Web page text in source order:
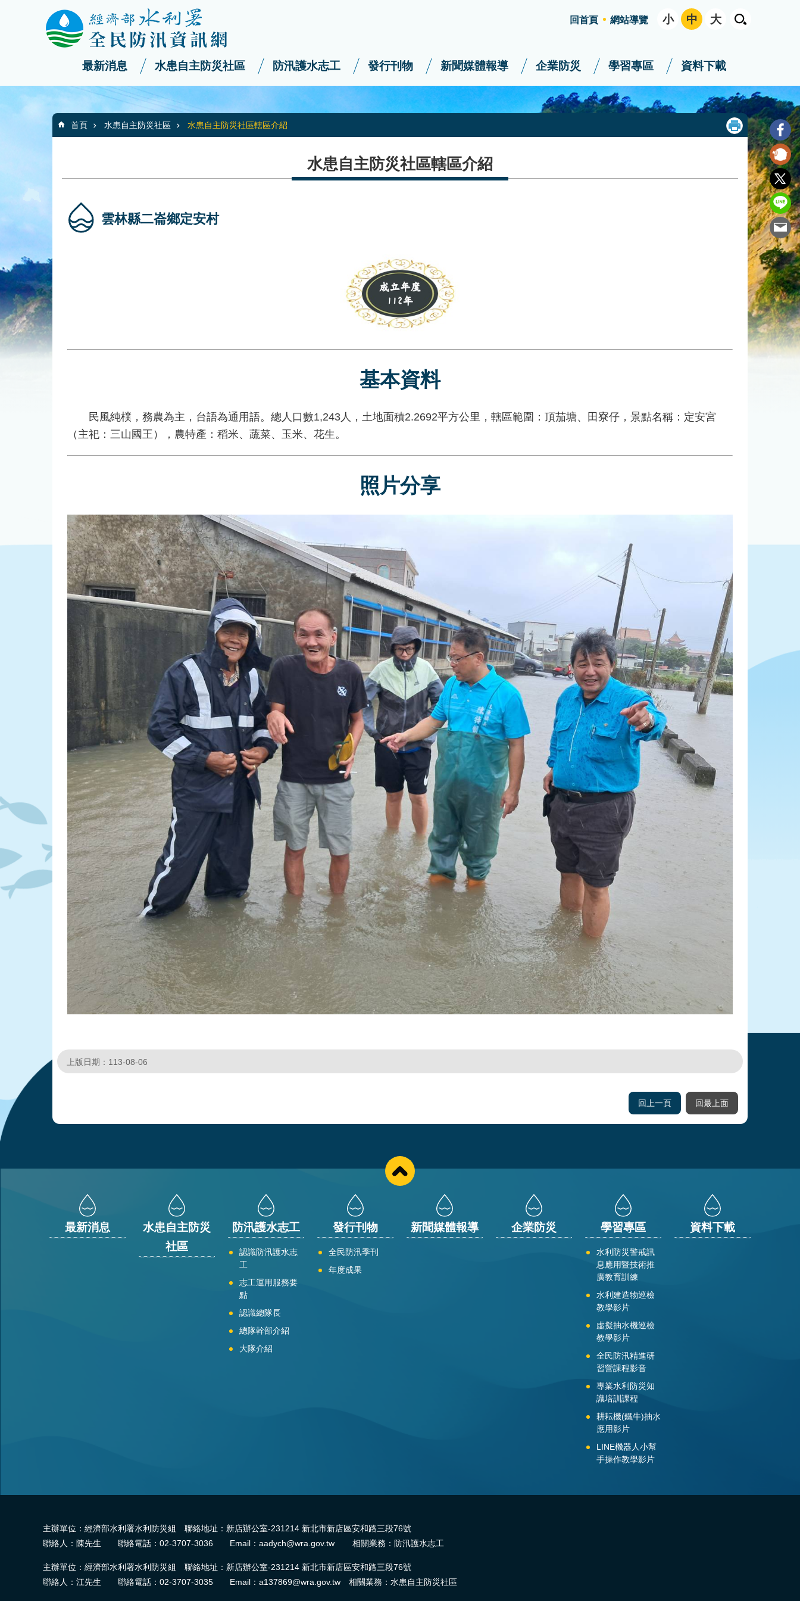
跳到主要內容區塊
回首頁
網站導覽 小 中 大
最新消息 水患自主防災社區 防汛護水志工 發行刊物 新聞媒體報導 企業防災 學習專區 資料下載
:::
首頁 水患自主防災社區 水患自主防災社區轄區介紹
水患自主防災社區轄區介紹
雲林縣二崙鄉定安村
基本資料
民風純樸，務農為主，台語為通用語。總人口數1,243人，土地面積2.2692平方公里，轄區範圍：頂茄塘、田寮仔，景點名稱：定安宮
（主祀：三山國王），農特產：稻米、蔬菜、玉米、花生。
照片分享
上版日期：113-08-06
回上一頁 回最上面
最新消息
水患自主防災
社區
防汛護水志工
認識防汛護水志
工
志工運用服務要
點
認識總隊長
總隊幹部介紹
大隊介紹
發行刊物
全民防汛季刊
年度成果
新聞媒體報導 企業防災 學習專區
水利防災警戒訊
息應用暨技術推
廣教育訓練
水利建造物巡檢
教學影片
虛擬抽水機巡檢
教學影片
全民防汛精進研
習營課程影音
專業水利防災知
識培訓課程
耕耘機(鐵牛)抽水
應用影片
LINE機器人小幫
手操作教學影片
資料下載
主辦單位：經濟部水利署水利防災組 聯絡地址：新店辦公室-231214 新北市新店區安和路三段76號
聯絡人：陳先生 聯絡電話：02-3707-3036 Email：aadych@wra.gov.tw 相關業務：防汛護水志工
主辦單位：經濟部水利署水利防災組 聯絡地址：新店辦公室-231214 新北市新店區安和路三段76號
聯絡人：江先生 聯絡電話：02-3707-3035 Email：a137869@wra.gov.tw 相關業務：水患自主防災社區